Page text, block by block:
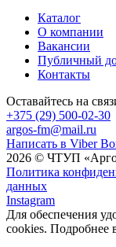
Каталог
О компании
Вакансии
Публичный
Контакты
Оставайтесь на
+375 (29) 500-02-30
argos-fm@mail.ru
Написать в Viber
2026 © ЧТУП
Политика
данных
Instagram
Для обеспечения
cookies. Подробнее